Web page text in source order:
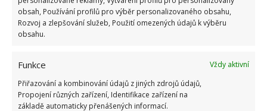
obsah, Používání profilů pro výběr personalizovaného obsahu,
Rozvoj a zlepšování služeb, Použití omezených údajů k výběru
obsahu.
Funkce
Vždy aktivní
Přiřazování a kombinování údajů z jiných zdrojů údajů,
Propojení různých zařízení, Identifikace zařízení na
základě automaticky přenášených informací.
Fotografie: Pixabay